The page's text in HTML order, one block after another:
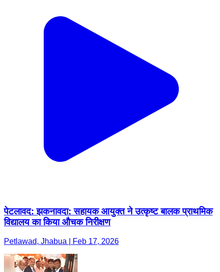
पेटलावद: झकनावदा: सहायक आयुक्त ने उत्कृष्ट बालक प्राथमिक
विद्यालय का किया औचक निरीक्षण
Petlawad, Jhabua | Feb 17, 2026